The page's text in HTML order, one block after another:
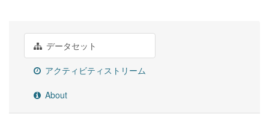
データセット
アクティビティストリーム
About